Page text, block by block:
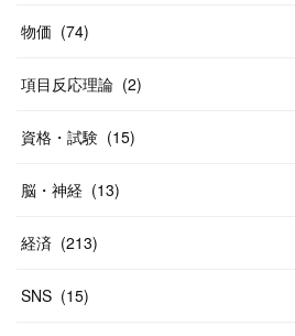
10
物価 (74)
項目反応理論 (2)
資格・試験 (15)
脳・神経 (13)
経済 (213)
SNS (15)